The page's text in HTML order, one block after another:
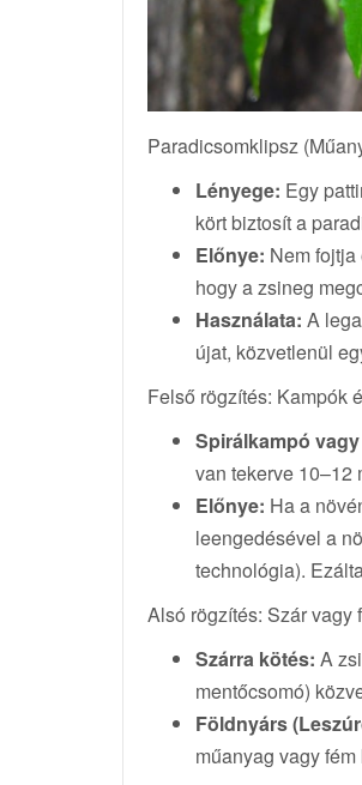
Paradicsomklipsz
Lényege: Egy
kört biztosít a
Előnye: Nem
hogy a zsineg
Használata: A
újat, közvetlenül
Felső rögzítés: Kampók
Spirálkampó
van tekerve 10–12
Előnye: Ha a
leengedésével a
technológia).
Alsó rögzítés: Szár vagy
Szárra kötés: A
mentőcsomó)
Földnyárs
műanyag vagy